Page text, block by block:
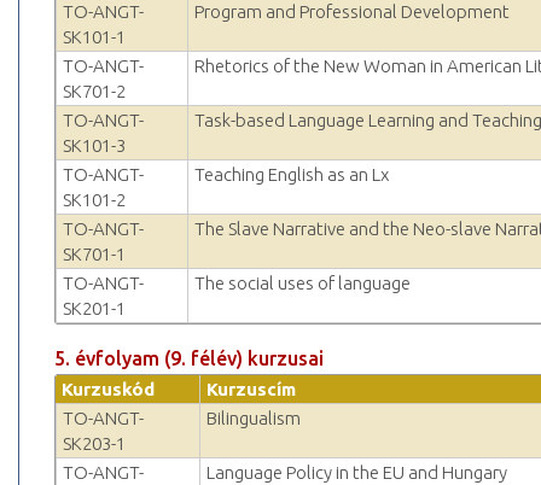
TO-ANGT-
SK101-1
Program and Professional Development
TO-ANGT-
SK701-2
Rhetorics of the New Woman in American
TO-ANGT-
SK101-3
Task-based Language Learning and Teaching
TO-ANGT-
SK101-2
Teaching English as an Lx
TO-ANGT-
SK701-1
The Slave Narrative and the Neo-slave
TO-ANGT-
SK201-1
The social uses of language
5. évfolyam (9. félév) kurzusai
Kurzuskód
Kurzuscím
TO-ANGT-
SK203-1
Bilingualism
TO-ANGT-
Language Policy in the EU and Hungary